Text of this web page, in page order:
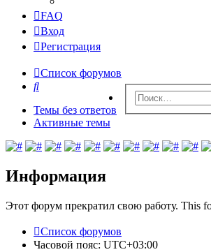
FAQ
Вход
Регистрация
Список форумов
Поиск
Темы без ответов
Активные темы
Информация
Этот форум прекратил свою работу. This
Список форумов
Часовой пояс: UTC+03:00